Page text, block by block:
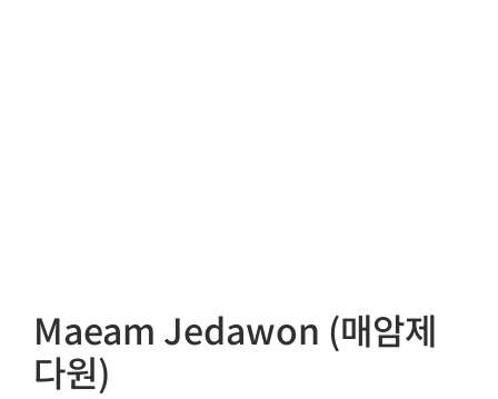
Maeam Jedawon (매암제
다원)